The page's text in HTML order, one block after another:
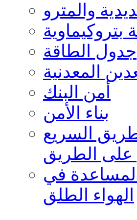
والمترو
بتروكيماوية
جدول الطاقة
المعدنية
أمن البنك
بناء الأمن
السريع
على الطريق
في
الهواء الطلق